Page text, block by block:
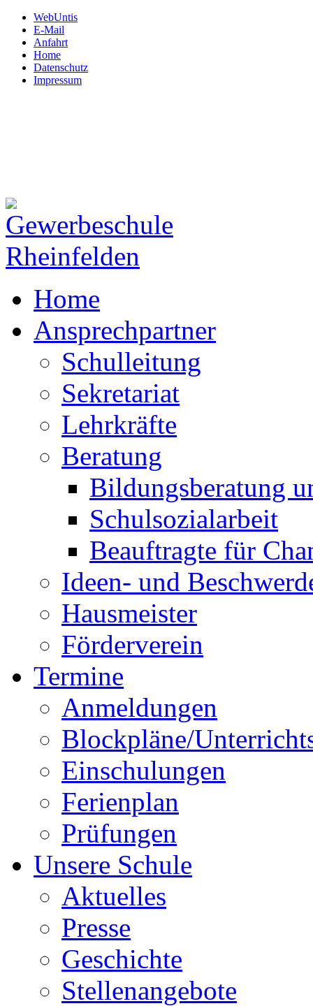
WebUntis
E-Mail
Anfahrt
Home
Datenschutz
Impressum
Home
Ansprechpartner
Schulleitung
Sekretariat
Lehrkräfte
Beratung
Bildungsberatung
Schulsozialarbeit
Beauftragte für
Ideen- und
Hausmeister
Förderverein
Termine
Anmeldungen
Blockpläne/
Einschulungen
Ferienplan
Prüfungen
Unsere Schule
Aktuelles
Presse
Geschichte
Stellenangebote